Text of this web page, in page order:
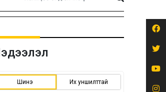
Шинэ Их уншилттай